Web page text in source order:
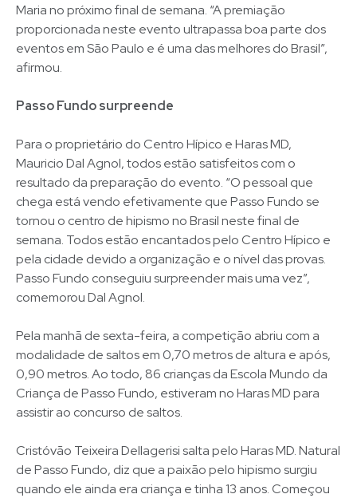
Maria no próximo final de semana. “A premiação
proporcionada neste evento ultrapassa boa parte dos
eventos em São Paulo e é uma das melhores do Brasil”,
afirmou.
Passo Fundo surpreende
Para o proprietário do Centro Hípico e Haras MD,
Mauricio Dal Agnol, todos estão satisfeitos com o
resultado da preparação do evento. “O pessoal que
chega está vendo efetivamente que Passo Fundo se
tornou o centro de hipismo no Brasil neste final de
semana. Todos estão encantados pelo Centro Hípico e
pela cidade devido a organização e o nível das provas.
Passo Fundo conseguiu surpreender mais uma vez”,
comemorou Dal Agnol.
Pela manhã de sexta-feira, a competição abriu com a
modalidade de saltos em 0,70 metros de altura e após,
0,90 metros. Ao todo, 86 crianças da Escola Mundo da
Criança de Passo Fundo, estiveram no Haras MD para
assistir ao concurso de saltos.
Cristóvão Teixeira Dellagerisi salta pelo Haras MD. Natural
de Passo Fundo, diz que a paixão pelo hipismo surgiu
quando ele ainda era criança e tinha 13 anos. Começou